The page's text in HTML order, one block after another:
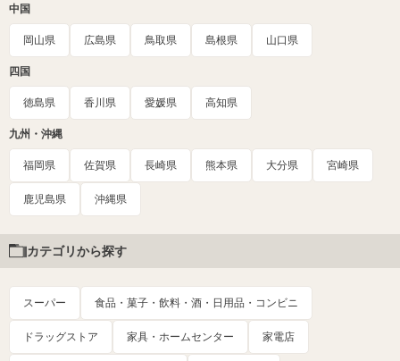
中国
岡山県 広島県 鳥取県 島根県 山口県
四国
徳島県 香川県 愛媛県 高知県
九州・沖縄
福岡県 佐賀県 長崎県 熊本県 大分県 宮崎県
鹿児島県 沖縄県
カテゴリから探す
スーパー 食品・菓子・飲料・酒・日用品・コンビニ
ドラッグストア 家具・ホームセンター 家電店